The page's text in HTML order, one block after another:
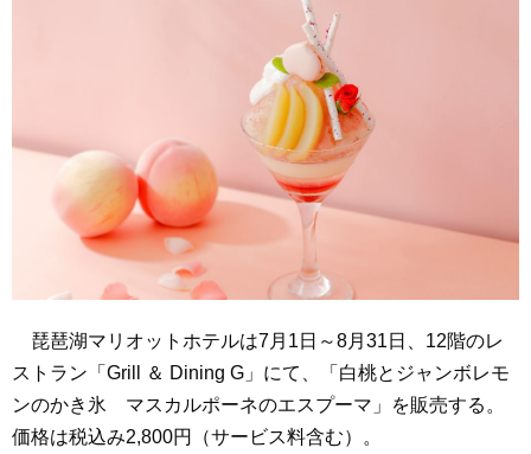
琵琶湖マリオットホテルは7月1日～8月31日、12階のレ
ストラン「Grill ＆ Dining G」にて、「白桃とジャンボレモ
ンのかき氷 マスカルポーネのエスプーマ」を販売する。
価格は税込み2,800円（サービス料含む）。